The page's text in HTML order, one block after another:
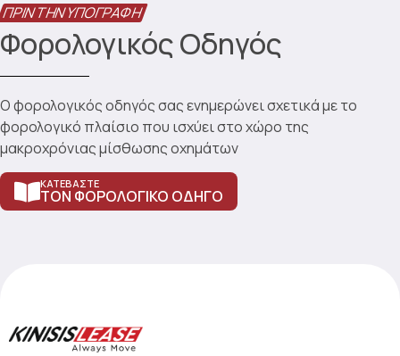
ΠΡΙΝ ΤΗΝ ΥΠΟΓΡΑΦΉ
Φορολογικός Οδηγός
Ο φορολογικός οδηγός σας ενημερώνει σχετικά με το
φορολογικό πλαίσιο που ισχύει στο χώρο της
μακροχρόνιας μίσθωσης οχημάτων
ΚΑΤΕΒΆΣΤΕ
ΤΟΝ ΦΟΡΟΛΟΓΙΚΌ ΟΔΗΓΌ